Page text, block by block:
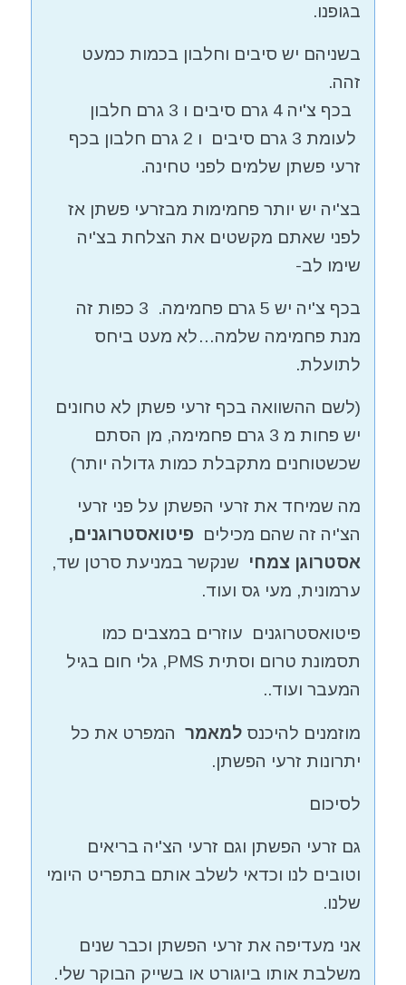
בגופנו.
בשניהם יש סיבים וחלבון בכמות כמעט
זהה.
בכף צ'יה 4 גרם סיבים ו 3 גרם חלבון
לעומת 3 גרם סיבים ו 2 גרם חלבון בכף
זרעי פשתן שלמים לפני טחינה.
בצ'יה יש יותר פחמימות מבזרעי פשתן אז
לפני שאתם מקשטים את הצלחת בצ'יה
שימו לב-
בכף צ'יה יש 5 גרם פחמימה. 3 כפות זה
מנת פחמימה שלמה…לא מעט ביחס
לתועלת.
(לשם ההשוואה בכף זרעי פשתן לא טחונים
יש פחות מ 3 גרם פחמימה, מן הסתם
שכשטוחנים מתקבלת כמות גדולה יותר)
מה שמיחד את זרעי הפשתן על פני זרעי
הצ'יה זה שהם מכילים
פיטואסטרוגנים,
אסטרוגן צמחי
שנקשר במניעת סרטן שד,
ערמונית, מעי גס ועוד.
פיטואסטרוגנים עוזרים במצבים כמו
תסמונת טרום וסתית PMS, גלי חום בגיל
המעבר ועוד..
מוזמנים להיכנס למאמר המפרט את כל
יתרונות זרעי הפשתן.
לסיכום
גם זרעי הפשתן וגם זרעי הצ'יה בריאים
וטובים לנו וכדאי לשלב אותם בתפריט היומי
שלנו.
אני מעדיפה את זרעי הפשתן וכבר שנים
משלבת אותו ביוגורט או בשייק הבוקר שלי.